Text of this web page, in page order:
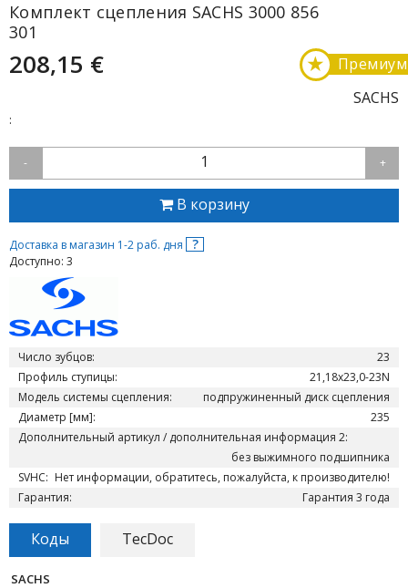
Комплект сцепления SACHS 3000 856
301
208,15 € Премиум
★
SACHS
:
- 1 +
В корзину
Доставка в магазин 1-2 раб. дня ?
Доступно: 3
Число зубцов:
23
Профиль ступицы:
21,18x23,0-23N
Модель системы сцепления:
подпружиненный диск сцепления
Диаметр [мм]:
235
Дополнительный артикул / дополнительная информация 2:
без выжимного подшипника
SVHC: Нет информации, обратитесь, пожалуйста, к производителю!
Гарантия:
Гарантия 3 года
Коды TecDoc
SACHS